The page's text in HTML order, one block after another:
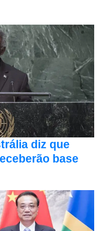
diz que
base